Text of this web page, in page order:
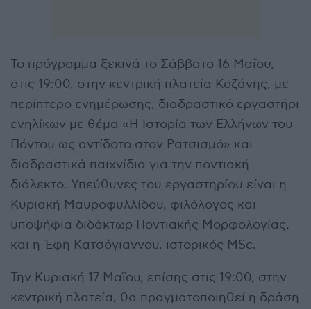
Το πρόγραμμα ξεκινά το Σάββατο 16 Μαΐου,
στις 19:00, στην κεντρική πλατεία Κοζάνης, με
περίπτερο ενημέρωσης, διαδραστικό εργαστήρι
ενηλίκων με θέμα «Η Ιστορία των Ελλήνων του
Πόντου ως αντίδοτο στον Ρατσισμό» και
διαδραστικά παιχνίδια για την ποντιακή
διάλεκτο. Υπεύθυνες του εργαστηρίου είναι η
Κυριακή Μαυροφυλλίδου, φιλόλογος και
υποψήφια διδάκτωρ Ποντιακής Μορφολογίας,
και η Έφη Κατσόγιαννου, ιστορικός MSc.
Την Κυριακή 17 Μαΐου, επίσης στις 19:00, στην
κεντρική πλατεία, θα πραγματοποιηθεί η δράση